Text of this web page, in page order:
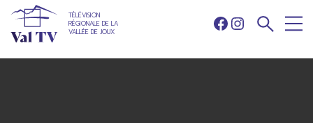
TÉLÉVISION
RÉGIONALE DE LA
VALLÉE DE JOUX
Facebook
Instagram